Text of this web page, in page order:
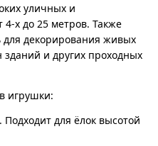
уличных и
4-х до 25 метров. Также
для декорирования живых
зданий и других проходных
игрушки:
для ёлок высотой